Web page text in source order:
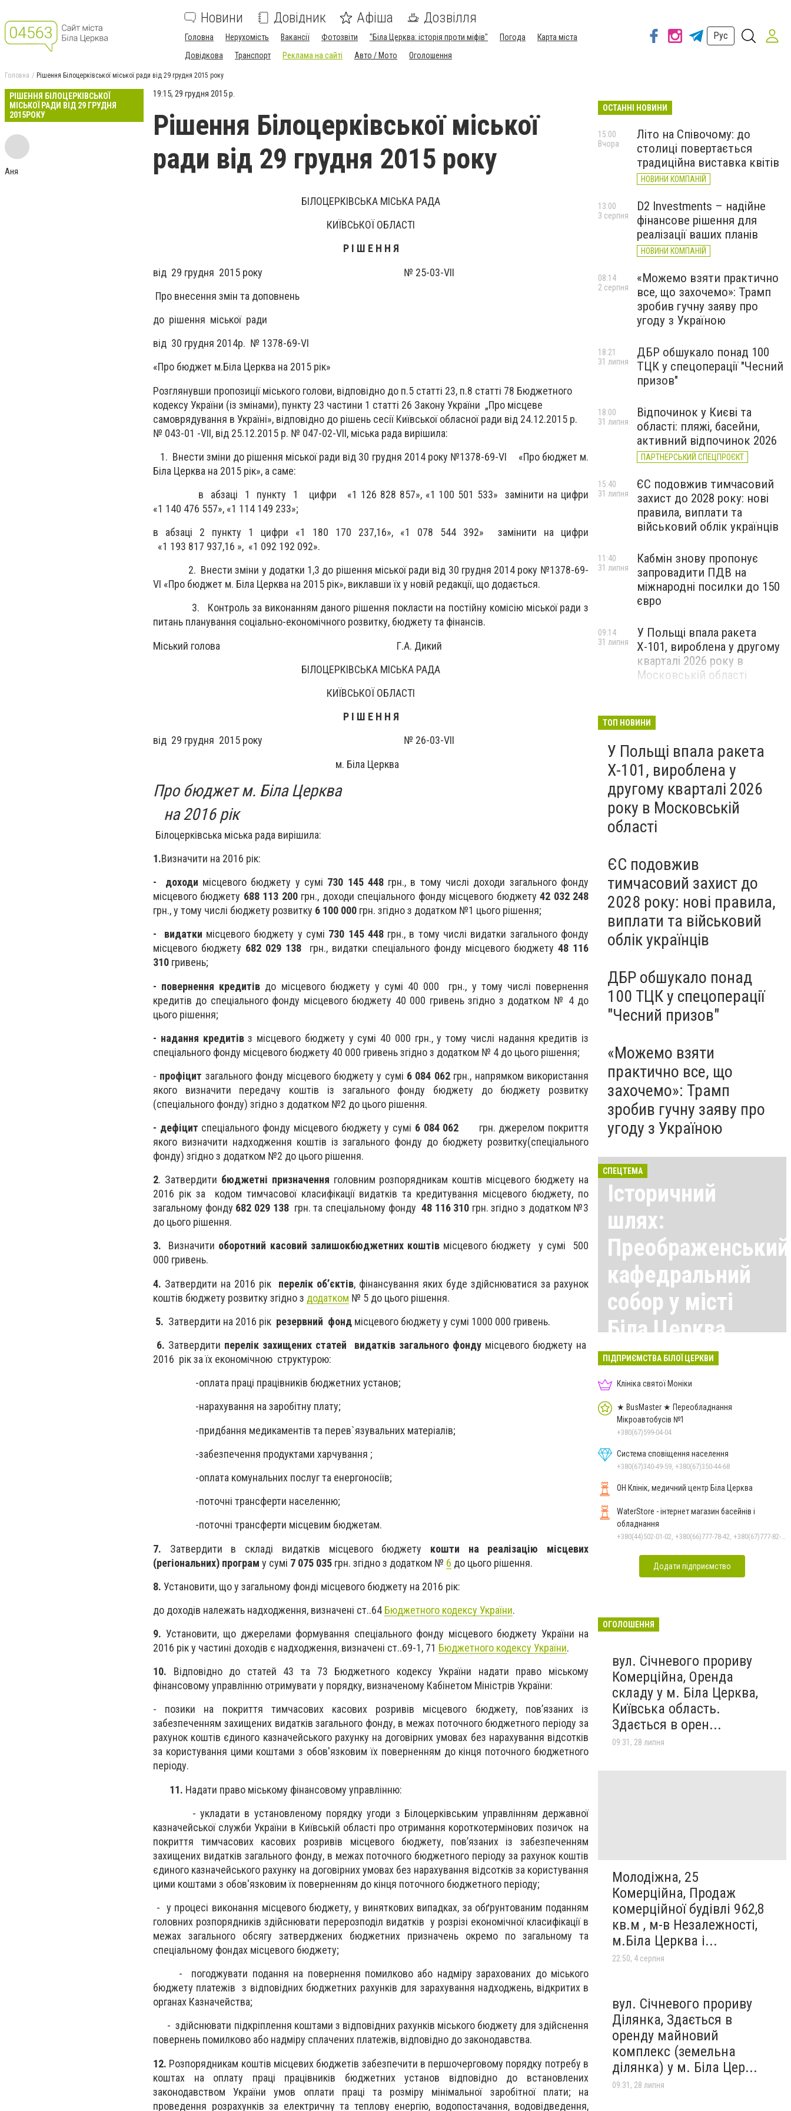
Новини Довідник Афіша Дозвілля
Головна Нерухомість Вакансії Фотозвіти "Біла Церква: історія проти міфів" Погода
Карта міста
Довідкова
Транспорт Реклама на сайті Авто / Мото Оголошення
Рус
Головна Рішення Білоцерківської міської ради від 29 грудня 2015 року
РІШЕННЯ БІЛОЦЕРКІВСЬКОЇ
МІСЬКОЇ РАДИ ВІД 29 ГРУДНЯ
2015РОКУ
Аня
19:15, 29 грудня 2015 р.
Рішення Білоцерківської міської
ради від 29 грудня 2015 року
БІЛОЦЕРКІВСЬКА МІСЬКА РАДА
КИЇВСЬКОЇ ОБЛАСТІ
Р І Ш Е Н Н Я
від 29 грудня 2015 року № 25-03-VІІ
Про внесення змін та доповнень
до рішення міської ради
від 30 грудня 2014р. № 1378-69-VІ
«Про бюджет м.Біла Церква на 2015 рік»
Розглянувши пропозиції міського голови, відповідно до п.5 статті 23, п.8 статті 78 Бюджетного
кодексу України (із змінами), пункту 23 частини 1 статті 26 Закону України „Про місцеве
самоврядування в Україні», відповідно до рішень сесії Київської обласної ради від 24.12.2015 р.
№ 043-01 -VII, від 25.12.2015 р. № 047-02-VII, міська рада вирішила:
1. Внести зміни до рішення міської ради від 30 грудня 2014 року №1378-69-VІ «Про бюджет м.
Біла Церква на 2015 рік», а саме:
в абзаці 1 пункту 1 цифри «1 126 828 857», «1 100 501 533» замінити на цифри
«1 140 476 557», «1 114 149 233»;
в абзаці 2 пункту 1 цифри «1 180 170 237,16», «1 078 544 392» замінити на цифри
«1 193 817 937,16 », «1 092 192 092».
2. Внести зміни у додатки 1,3 до рішення міської ради від 30 грудня 2014 року №1378-69-
VI «Про бюджет м. Біла Церква на 2015 рік», виклавши їх у новій редакції, що додається.
3. Контроль за виконанням даного рішення покласти на постійну комісію міської ради з
питань планування соціально-економічного розвитку, бюджету та фінансів.
Міський голова Г.А. Дикий
БІЛОЦЕРКІВСЬКА МІСЬКА РАДА
КИЇВСЬКОЇ ОБЛАСТІ
Р І Ш Е Н Н Я
від 29 грудня 2015 року № 26-03-VІІ
м. Біла Церква
Про бюджет м. Біла Церква
на 2016 рік
Білоцерківська міська рада вирішила:
1.Визначити на 2016 рік:
- доходи місцевого бюджету у сумі 730 145 448 грн., в тому числі доходи загального фонду
місцевого бюджету 688 113 200грн., доходи спеціального фонду місцевого бюджету42 032 248
грн., у тому числі бюджету розвитку 6 100 000 грн. згідно з додатком №1 цього рішення;
- видатки місцевого бюджету у сумі 730 145 448грн., в тому числі видатки загального фонду
місцевого бюджету 682 029 138 грн., видатки спеціального фонду місцевого бюджету 48 116
310 гривень;
- повернення кредитів до місцевого бюджету у сумі 40 000 грн., у тому числі повернення
кредитів до спеціального фонду місцевого бюджету 40 000 гривень згідно з додатком № 4 до
цього рішення;
- надання кредитівз місцевого бюджету у сумі 40 000 грн., у тому числі надання кредитів із
спеціального фонду місцевого бюджету 40 000 гривень згідно з додатком № 4 до цього рішення;
- профіцит загального фонду місцевого бюджету у сумі 6 084 062грн., напрямком використання
якого визначити передачу коштів із загального фонду бюджету до бюджету розвитку
(спеціального фонду) згідно з додатком №2 до цього рішення.
- дефіцит спеціального фонду місцевого бюджету у сумі 6 084 062 грн. джерелом покриття
якого визначити надходження коштів із загального фонду до бюджету розвитку(спеціального
фонду) згідно з додатком №2 до цього рішення.
2. Затвердити бюджетні призначення головним розпорядникам коштів місцевого бюджету на
2016 рік за кодом тимчасової класифікації видатків та кредитування місцевого бюджету, по
загальному фонду 682 029 138грн. та спеціальному фонду 48 116 310 грн. згідно з додатком №3
до цього рішення.
3. Визначити оборотний касовий залишокбюджетних коштів місцевого бюджету у сумі 500
000 гривень.
4. Затвердити на 2016 рік перелік об’єктів, фінансування яких буде здійснюватися за рахунок
коштів бюджету розвитку згідно з додатком № 5 до цього рішення.
5. Затвердити на 2016 рік резервний фонд місцевого бюджету у сумі 1000 000 гривень.
6. Затвердити перелік захищених статей видатків загального фондумісцевого бюджету на
2016 рік за їх економічною структурою:
-оплата праці працівників бюджетних установ;
-нарахування на заробітну плату;
-придбання медикаментів та перев`язувальних матеріалів;
-забезпечення продуктами харчування ;
-оплата комунальних послуг та енергоносіїв;
-поточні трансферти населенню;
-поточні трансферти місцевим бюджетам.
7. Затвердити в складі видатків місцевого бюджету кошти на реалізацію місцевих
(регіональних) програм у сумі 7 075 035 грн. згідно з додатком № 6 до цього рішення.
8. Установити, що у загальному фонді місцевого бюджету на 2016 рік:
до доходів належать надходження, визначені ст..64 Бюджетного кодексу України.
9. Установити, що джерелами формування спеціального фонду місцевого бюджету України на
2016 рік у частині доходів є надходження, визначені ст..69-1, 71 Бюджетного кодексу України.
10. Відповідно до статей 43 та 73 Бюджетного кодексу України надати право міському
фінансовому управлінню отримувати у порядку, визначеному Кабінетом Міністрів України:
- позики на покриття тимчасових касових розривів місцевого бюджету, пов’язаних із
забезпеченням захищених видатків загального фонду, в межах поточного бюджетного періоду за
рахунок коштів єдиного казначейського рахунку на договірних умовах без нарахування відсотків
за користування цими коштами з обов'язковим їх поверненням до кінця поточного бюджетного
періоду.
11. Надати право міському фінансовому управлінню:
- укладати в установленому порядку угоди з Білоцерківським управлінням державної
казначейської служби України в Київській області про отримання короткотермінових позичок на
покриття тимчасових касових розривів місцевого бюджету, пов’язаних із забезпеченням
захищених видатків загального фонду, в межах поточного бюджетного періоду за рахунок коштів
єдиного казначейського рахунку на договірних умовах без нарахування відсотків за користування
цими коштами з обов'язковим їх поверненням до кінця поточного бюджетного періоду;
- у процесі виконання місцевого бюджету, у виняткових випадках, за обґрунтованим поданням
головних розпорядників здійснювати перерозподіл видатків у розрізі економічної класифікації в
межах загального обсягу затверджених бюджетних призначень окремо по загальному та
спеціальному фондах місцевого бюджету;
- погоджувати подання на повернення помилково або надміру зарахованих до міського
бюджету платежів з відповідних бюджетних рахунків для зарахування надходжень, відкритих в
органах Казначейства;
- здійснювати підкріплення коштами з відповідних рахунків міського бюджету для здійснення
повернень помилково або надміру сплачених платежів, відповідно до законодавства.
12. Розпорядникам коштів місцевих бюджетів забезпечити в першочерговому порядку потребу в
коштах на оплату праці працівників бюджетних установ відповідно до встановлених
законодавством України умов оплати праці та розміру мінімальної заробітної плати; на
проведення розрахунків за електричну та теплову енергію, водопостачання, водовідведення,
ОСТАННІ НОВИНИ
Літо на Співочому: до
столиці повертається
традиційна виставка квітів
НОВИНИ КОМПАНІЙ
15:00
Вчора
D2 Investments – надійне
фінансове рішення для
реалізації ваших планів
НОВИНИ КОМПАНІЙ
13:00
3 серпня
«Можемо взяти практично
все, що захочемо»: Трамп
зробив гучну заяву про
угоду з Україною
08:14
2 серпня
ДБР обшукало понад 100
ТЦК у спецоперації "Чесний
призов"
18:21
31 липня
Відпочинок у Києві та
області: пляжі, басейни,
активний відпочинок 2026
ПАРТНЕРСЬКИЙ СПЕЦПРОЄКТ
18:00
31 липня
ЄС подовжив тимчасовий
захист до 2028 року: нові
правила, виплати та
військовий облік українців
15:40
31 липня
Кабмін знову пропонує
запровадити ПДВ на
міжнародні посилки до 150
євро
11:40
31 липня
У Польщі впала ракета
Х-101, вироблена у другому
кварталі 2026 року в
Московській області
09:14
31 липня
ТОП НОВИНИ
У Польщі впала ракета
Х-101, вироблена у
другому кварталі 2026
року в Московській
області
ЄС подовжив
тимчасовий захист до
2028 року: нові правила,
виплати та військовий
облік українців
ДБР обшукало понад
100 ТЦК у спецоперації
"Чесний призов"
«Можемо взяти
практично все, що
захочемо»: Трамп
зробив гучну заяву про
угоду з Україною
СПЕЦТЕМА
Історичний
шлях:
Преображенський
кафедральний
собор у місті
Біла Церква
Всі матеріали тут
ПІДПРИЄМСТВА БІЛОЇ ЦЕРКВИ
Клініка святої Моніки
★ BusMaster ★ Переобладнання
Мікроавтобусів №1
+380(67)599-04-04
Система сповіщення населення
+380(67)340-49-59, +380(67)350-44-68
ОН Клінік, медичний центр Біла Церква
WaterStore - інтернет магазин басейнів і
обладнання
Додати підприємство
ОГОЛОШЕННЯ
вул. Січневого прориву
Комерційна, Оренда
складу у м. Біла Церква,
Київська область.
Здається в орен...
09:31, 28 липня
Молодіжна, 25
Комерційна, Продаж
комерційної будівлі 962,8
кв.м , м-в Незалежності,
м.Біла Церква і...
22:50, 4 серпня
вул. Січневого прориву
Ділянка, Здається в
оренду майновий
комплекс (земельна
ділянка) у м. Біла Цер...
09:31, 28 липня